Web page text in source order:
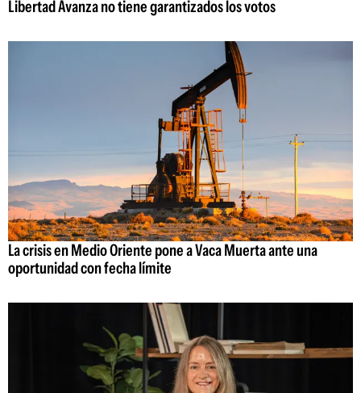
Libertad Avanza no tiene garantizados los votos
La crisis en Medio Oriente pone a Vaca Muerta ante una
oportunidad con fecha límite